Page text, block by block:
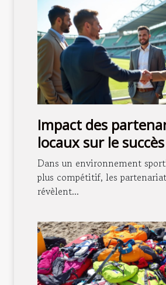
Impact des
locaux sur le
club de football
Dans un environnement
plus compétitif, les
révèlent...